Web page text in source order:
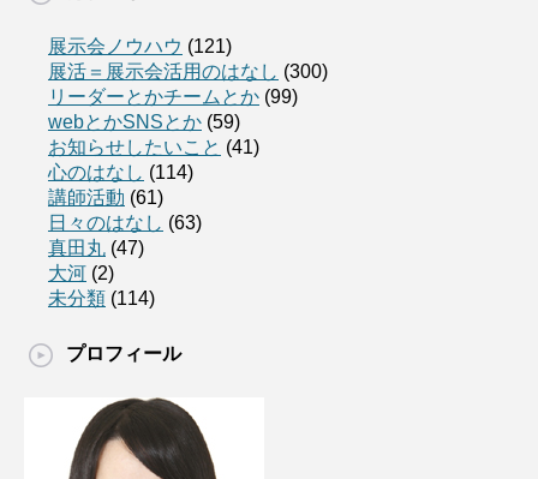
展示会ノウハウ (121)
展活＝展示会活用のはなし (300)
リーダーとかチームとか (99)
webとかSNSとか (59)
お知らせしたいこと (41)
心のはなし (114)
講師活動 (61)
日々のはなし (63)
真田丸 (47)
大河 (2)
未分類 (114)
プロフィール